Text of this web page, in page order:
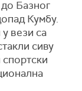
Базног
Кумбу.
вези са
сиву
спортски